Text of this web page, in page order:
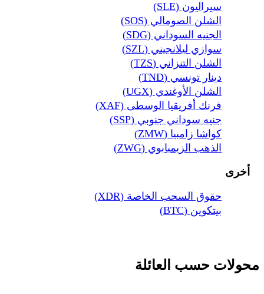
سيراليون (SLE)
الشلن الصومالي (SOS)
الجنيه السوداني (SDG)
سوازي ليلانجيني (SZL)
الشلن التنزاني (TZS)
دينار تونسي (TND)
الشلن الأوغندي (UGX)
فرنك أفريقيا الوسطى (XAF)
جنيه سوداني جنوبي (SSP)
كواشا زامبيا (ZMW)
الذهب الزيمبابوي (ZWG)
أخرى
حقوق السحب الخاصة (XDR)
بيتكوين (BTC)
محولات حسب العائلة